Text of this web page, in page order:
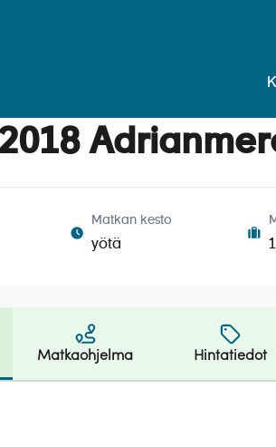
Matkan kesto
yötä
Matkaohjelma Hintatiedot